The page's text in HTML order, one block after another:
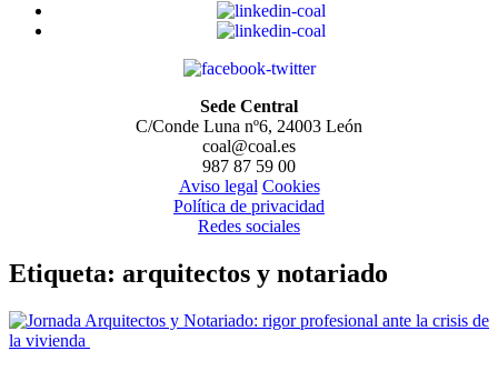
Sede Central
C/Conde Luna nº6, 24003 León
coal@coal.es
987 87 59 00
Aviso legal Cookies
Política de privacidad
Redes sociales
Etiqueta: arquitectos y notariado